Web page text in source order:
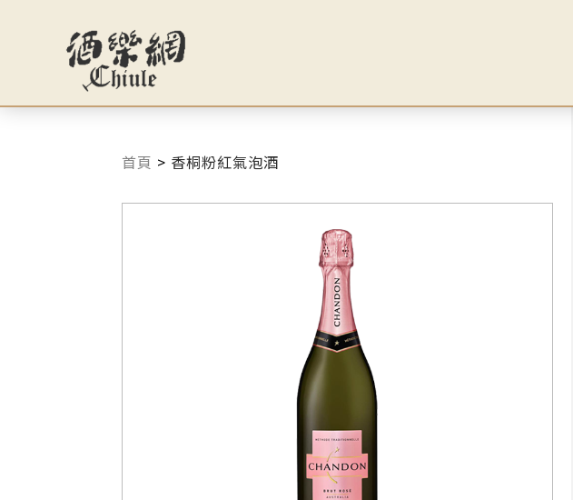
首頁 > 香桐粉紅氣泡酒